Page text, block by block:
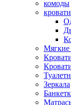
комоды
кровати
Мягкие
Зеркала